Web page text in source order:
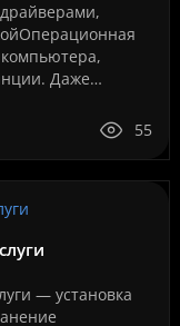
Даже
55
— установка